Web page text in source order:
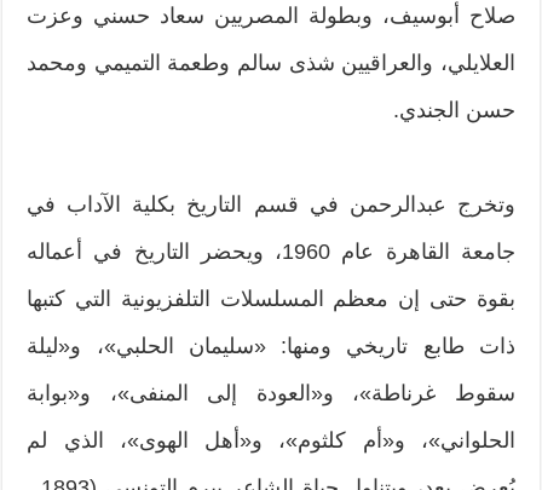
صلاح أبوسيف، وبطولة المصريين سعاد حسني وعزت
العلايلي، والعراقيين شذى سالم وطعمة التميمي ومحمد
حسن الجندي.
وتخرج عبدالرحمن في قسم التاريخ بكلية الآداب في
جامعة القاهرة عام ‬1960، ويحضر التاريخ في أعماله
بقوة حتى إن معظم المسلسلات التلفزيونية التي كتبها
ذات طابع تاريخي ومنها: «سليمان الحلبي»، و«ليلة
سقوط غرناطة»، و«العودة إلى المنفى»، و«بوابة
الحلواني»، و«أم كلثوم»، و«أهل الهوى»، الذي لم